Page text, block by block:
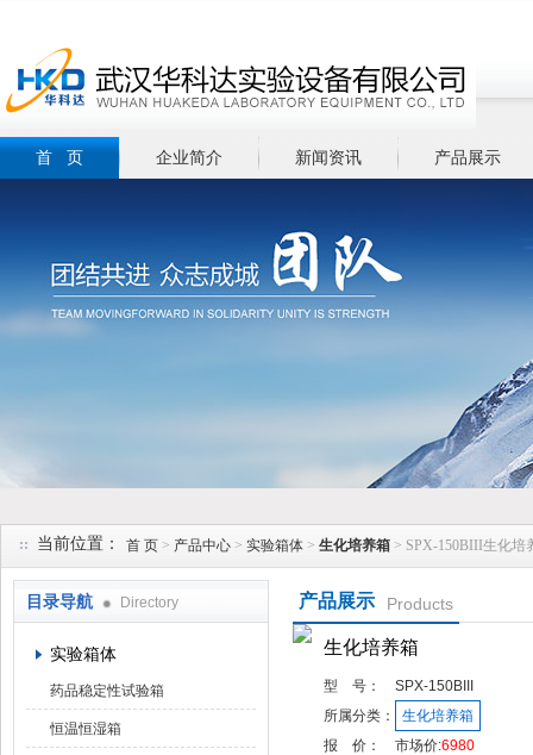
首 页 企业简介 新闻资讯 产品展示
当前位置： 首 页 > 产品中心 > 实验箱体 > 生化培养箱 > SPX-150BIII生化培
目录导航 Directory
实验箱体
药品稳定性试验箱
恒温恒湿箱
产品展示 Products
生化培养箱
型 号：
SPX-150BIII
所属分类：
生化培养箱
报 价：
市场价:6980